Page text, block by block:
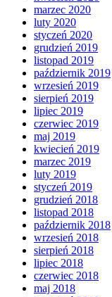
marzec 2020
luty 2020
styczeń 2020
grudzień 2019
listopad 2019
październik 2019
wrzesień 2019
sierpień 2019
lipiec 2019
czerwiec 2019
maj 2019
kwiecień 2019
marzec 2019
luty 2019
styczeń 2019
grudzień 2018
listopad 2018
październik 2018
wrzesień 2018
sierpień 2018
lipiec 2018
czerwiec 2018
maj 2018